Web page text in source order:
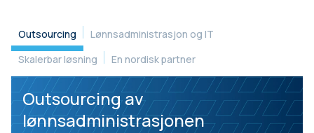
Outsourcing
Outsourcing av
lønnsadministrasjonen
Lønnsadministrasjon og IT
Skalerbar løsning
En nordisk partner